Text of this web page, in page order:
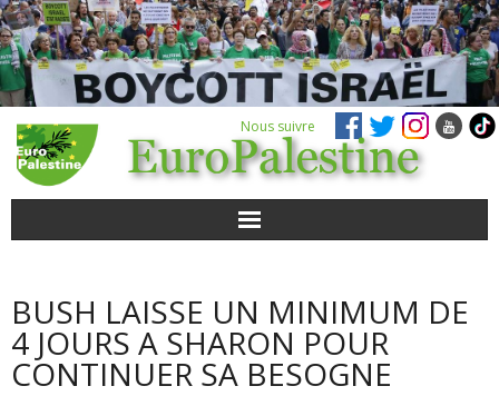
Nous suivre
POUR AGIR
AGENDA
BUSH LAISSE UN MINIMUM DE
4 JOURS A SHARON POUR
CONTINUER SA BESOGNE